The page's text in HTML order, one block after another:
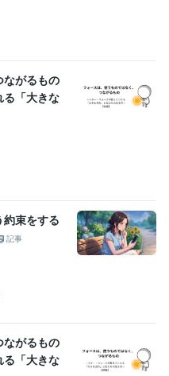
ながるもの
「大きな
束をする
記事
ながるもの
「大きな